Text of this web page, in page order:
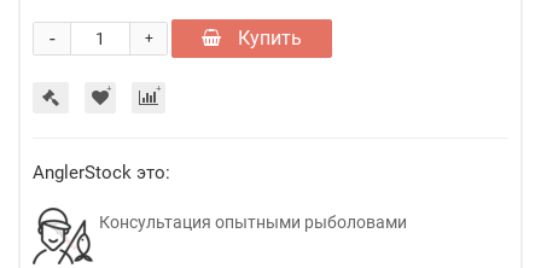
+
- Купить
AnglerStock это:
Консультация опытными рыболовами